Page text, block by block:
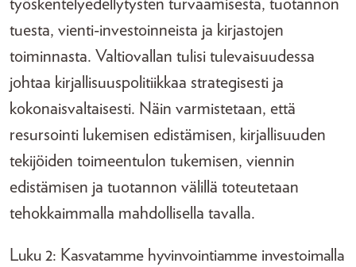
työskentelyedellytysten turvaamisesta, tuotannon
tuesta, vienti-investoinneista ja kirjastojen
toiminnasta. Valtiovallan tulisi tulevaisuudessa
johtaa kirjallisuuspolitiikkaa strategisesti ja
kokonaisvaltaisesti. Näin varmistetaan, että
resursointi lukemisen edistämisen, kirjallisuuden
tekijöiden toimeentulon tukemisen, viennin
edistämisen ja tuotannon välillä toteutetaan
tehokkaimmalla mahdollisella tavalla.
Luku 2: Kasvatamme hyvinvointiamme investoimalla